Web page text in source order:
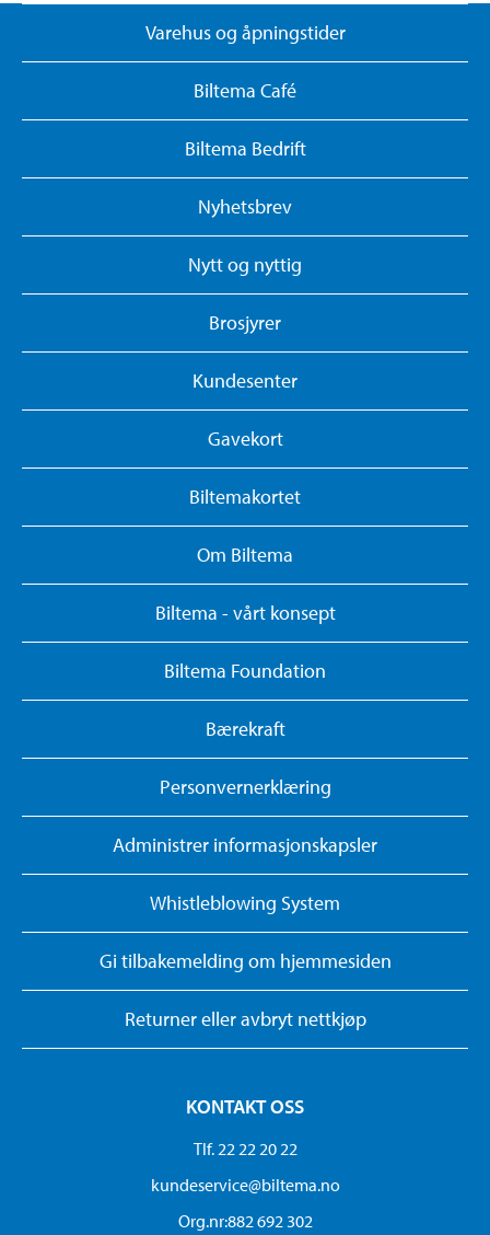
Varehus og åpningstider
Biltema Café
Biltema Bedrift
Nyhetsbrev
Nytt og nyttig
Brosjyrer
Kundesenter
Gavekort
Biltemakortet
Om Biltema
Biltema - vårt konsept
Biltema Foundation
Bærekraft
Personvernerklæring
Administrer informasjonskapsler
Whistleblowing System
Gi tilbakemelding om hjemmesiden
Returner eller avbryt nettkjøp
KONTAKT OSS
Tlf. 22 22 20 22
kundeservice@biltema.no
Org.nr:882 692 302